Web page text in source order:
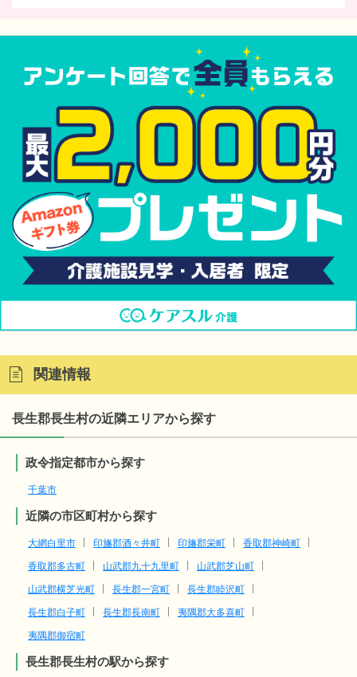
関連情報
長生郡長生村の近隣エリアから探す
政令指定都市から探す
千葉市
近隣の市区町村から探す
大網白里市 印旛郡酒々井町 印旛郡栄町
香取郡神崎町
香取郡多古町
山武郡九十九里町
山武郡芝山町
山武郡横芝光町
長生郡一宮町
長生郡睦沢町
長生郡白子町
長生郡長南町
夷隅郡大多喜町
夷隅郡御宿町
長生郡長生村の駅から探す